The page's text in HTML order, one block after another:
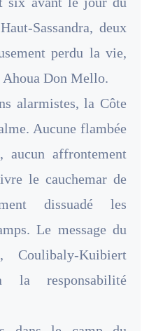
Sassandra, deux
perdu la vie,
Ahoua Don Mello.
alarmistes, la Côte
Aucune flambée
aucun affrontement
le cauchemar de
dissuadé les
Le message du
Kuibiert
la responsabilité